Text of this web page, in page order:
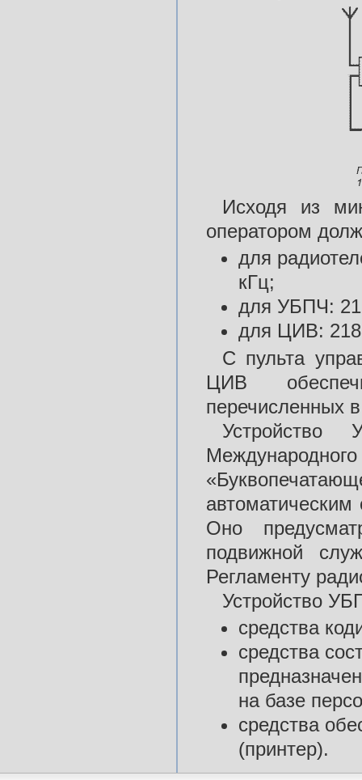
Исходя из
оператором
для
кГц;
для УБПЧ:
для ЦИВ:
С пульта
ЦИВ
перечисленных
Устройство
Оно
подвижной
Регламенту
Устройство
средства
средства
на базе
средства
(принтер).